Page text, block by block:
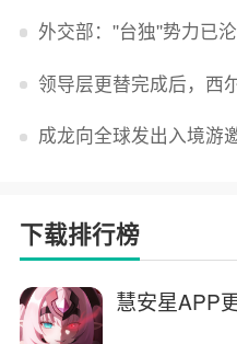
外交部：''台独''势力已
领导层更替完成后，西尔维奥·那不
成龙向全球发出入境游邀约：欢迎
下载排行榜
慧安星APP